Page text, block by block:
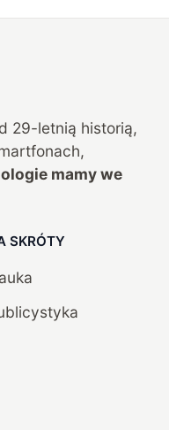
29-letnią historią,
mamy we
SKRÓTY